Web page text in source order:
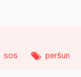
sos peršun